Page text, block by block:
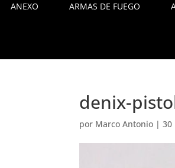
ANEXO ARMAS DE FUEGO
denix-
por Marco Antonio |30